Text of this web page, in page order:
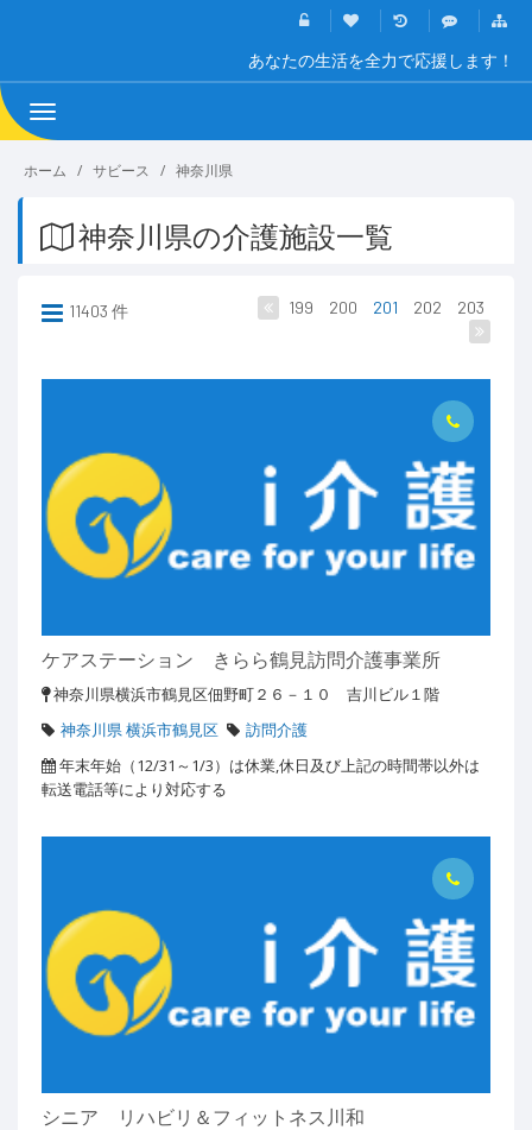
あなたの生活を全力で応援します！
Toggle
navigation
ホーム サビース 神奈川県
神奈川県の介護施設一覧
11403 件 199 200 201 202 203
ケアステーション きらら鶴見訪問介護事業所
神奈川県横浜市鶴見区佃野町２６－１０ 吉川ビル１階
神奈川県 横浜市鶴見区
訪問介護
年末年始（12/31～1/3）は休業,休日及び上記の時間帯以外は
転送電話等により対応する
シニア リハビリ＆フィットネス川和